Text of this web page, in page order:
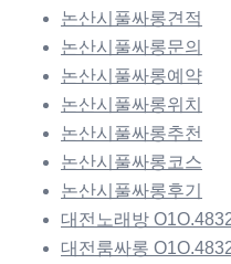
논산시풀싸롱견적
논산시풀싸롱문의
논산시풀싸롱예약
논산시풀싸롱위치
논산시풀싸롱추천
논산시풀싸롱코스
논산시풀싸롱후기
대전노래방
대전룸싸롱